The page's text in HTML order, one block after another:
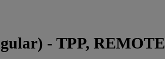
- TPP, REMOTE